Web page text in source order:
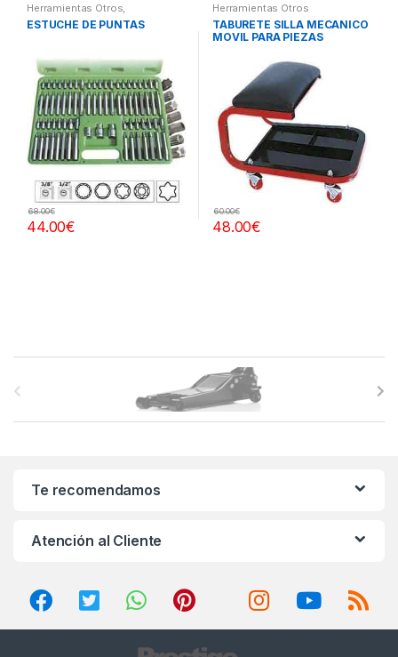
Herramientas Otros,
Herramientas De Mano ,
Herramientas De Mano,
otros
ESTUCHE DE PUNTAS
44.00€
68.00€
Herramientas Otros
TABURETE SILLA MECANICO
MOVIL PARA PIEZAS
48.00€
60.00€
Te recomendamos
Atención al Cliente